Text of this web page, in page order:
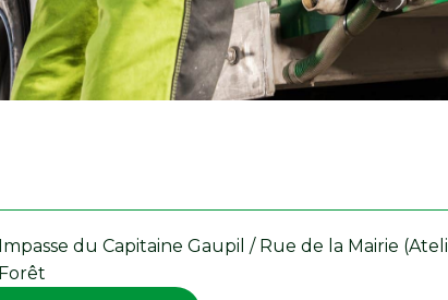
Impasse du Capitaine Gaupil / Rue de la Mairie
Forêt